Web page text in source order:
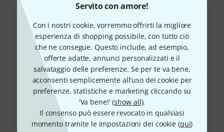
Servito con amore!
Con i nostri cookie, vorremmo offrirti la migliore
esperienza di shopping possibile, con tutto ciò
che ne consegue. Questo include, ad esempio,
offerte adatte, annunci personalizzati e il
salvataggio delle preferenze. Se per te va bene,
acconsenti semplicemente all'uso dei cookie per
preferenze, statistiche e marketing cliccando su
'Va bene!' (show all).
Il consenso può essere revocato in qualsiasi
momento tramite le impostazioni dei cookie (qui)
Ti piace ciò che vedi?
Condividi Aiuto e Commenti